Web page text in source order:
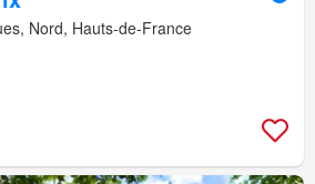
Nord, Hauts-de-France